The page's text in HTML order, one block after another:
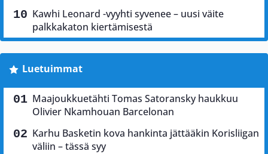
Kawhi Leonard -vyyhti syvenee – uusi väite
palkkakaton kiertämisestä
Luetuimmat
Maajoukkuetähti Tomas Satoransky haukkuu
Olivier Nkamhouan Barcelonan
Karhu Basketin kova hankinta jättääkin Korisliigan
väliin – tässä syy